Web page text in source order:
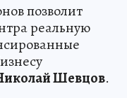
позволит
реальную
Шевцов.